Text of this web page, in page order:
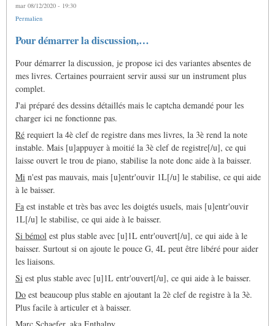
mar 08/12/2020 - 19:30
Permalien
Pour démarrer la discussion,…
Pour démarrer la discussion, je propose ici des variantes absentes de
mes livres. Certaines pourraient servir aussi sur un instrument plus
complet.
J'ai préparé des dessins détaillés mais le captcha demandé pour les
charger ici ne fonctionne pas.
Ré requiert la 4è clef de registre dans mes livres, la 3è rend la note
instable. Mais [u]appuyer à moitié la 3è clef de registre[/u], ce qui
laisse ouvert le trou de piano, stabilise la note donc aide à la baisser.
Mi n'est pas mauvais, mais [u]entr'ouvir 1L[/u] le stabilise, ce qui aide
à le baisser.
Fa est instable et très bas avec les doigtés usuels, mais [u]entr'ouvir
1L[/u] le stabilise, ce qui aide à le baisser.
Si bémol est plus stable avec [u]1L entr'ouvert[/u], ce qui aide à le
baisser. Surtout si on ajoute le pouce G, 4L peut être libéré pour aider
les liaisons.
Si est plus stable avec [u]1L entr'ouvert[/u], ce qui aide à le baisser.
Do est beaucoup plus stable en ajoutant la 2è clef de registre à la 3è.
Plus facile à articuler et à baisser.